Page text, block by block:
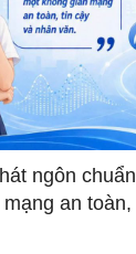
ngôn
an